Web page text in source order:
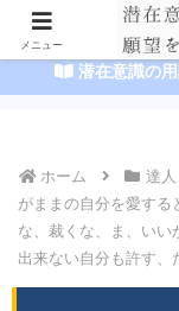
HOME
潜在意識の
ホーム 達人
がままの自分を愛する
な、裁くな、ま、いい
出来ない自分も許す、
メニュー